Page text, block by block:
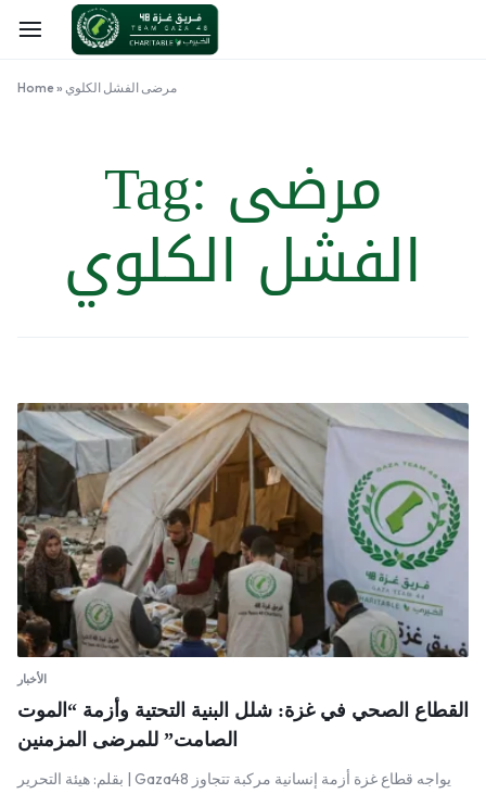
Home» مرضى الفشل الكلوي
Tag: مرضى
الفشل الكلوي
الأخبار
القطاع الصحي في غزة: شلل البنية التحتية وأزمة “الموت
الصامت” للمرضى المزمنين
بقلم: هيئة التحرير | Gaza48 يواجه قطاع غزة أزمة إنسانية مركبة تتجاوز